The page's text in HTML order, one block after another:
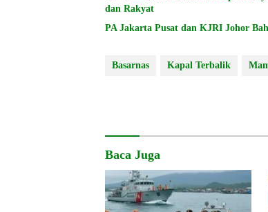
dan Rakyat
PA Jakarta Pusat dan KJRI Johor
Basarnas Kapal Terbalik
Baca Juga